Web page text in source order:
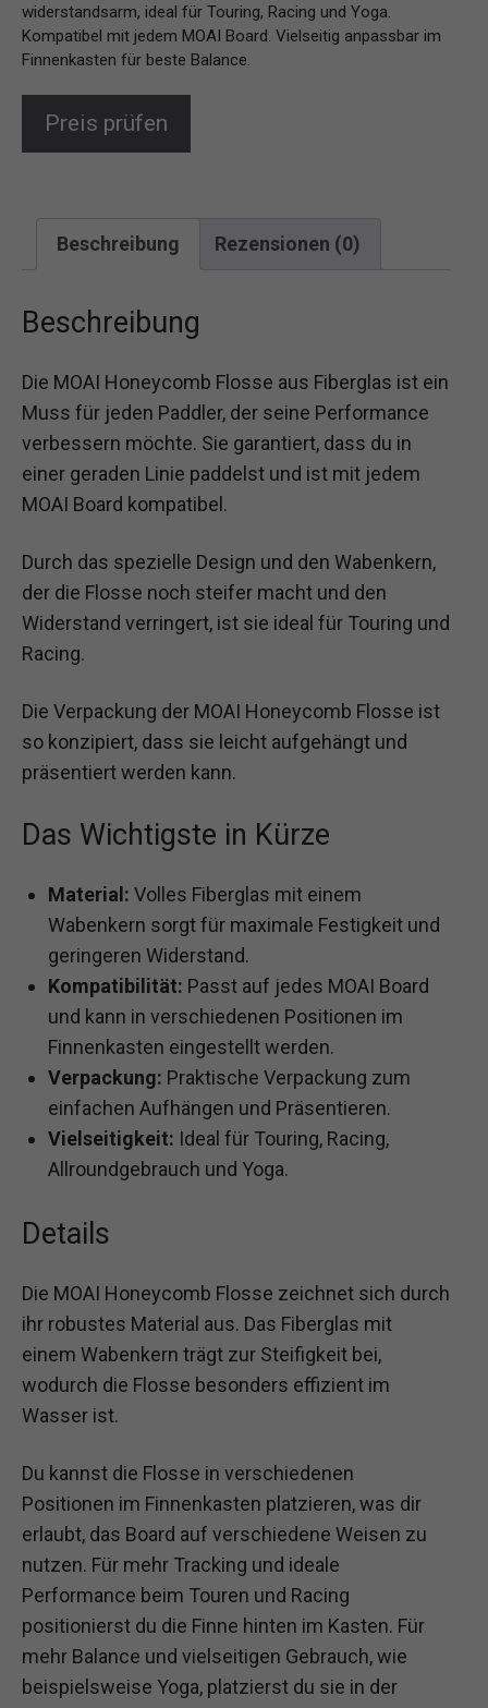
widerstandsarm, ideal für Touring, Racing und Yoga.
Kompatibel mit jedem MOAI Board. Vielseitig anpassbar im
Finnenkasten für beste Balance.
Preis prüfen
Beschreibung Rezensionen (0)
Beschreibung
Die MOAI Honeycomb Flosse aus Fiberglas ist ein
Muss für jeden Paddler, der seine Performance
verbessern möchte. Sie garantiert, dass du in
einer geraden Linie paddelst und ist mit jedem
MOAI Board kompatibel.
Durch das spezielle Design und den Wabenkern,
der die Flosse noch steifer macht und den
Widerstand verringert, ist sie ideal für Touring und
Racing.
Die Verpackung der MOAI Honeycomb Flosse ist
so konzipiert, dass sie leicht aufgehängt und
präsentiert werden kann.
Das Wichtigste in Kürze
Material: Volles Fiberglas mit einem
Wabenkern sorgt für maximale Festigkeit und
geringeren Widerstand.
Kompatibilität: Passt auf jedes MOAI Board
und kann in verschiedenen Positionen im
Finnenkasten eingestellt werden.
Verpackung: Praktische Verpackung zum
einfachen Aufhängen und Präsentieren.
Vielseitigkeit: Ideal für Touring, Racing,
Allroundgebrauch und Yoga.
Details
Die MOAI Honeycomb Flosse zeichnet sich durch
ihr robustes Material aus. Das Fiberglas mit
einem Wabenkern trägt zur Steifigkeit bei,
wodurch die Flosse besonders effizient im
Wasser ist.
Du kannst die Flosse in verschiedenen
Positionen im Finnenkasten platzieren, was dir
erlaubt, das Board auf verschiedene Weisen zu
nutzen. Für mehr Tracking und ideale
Performance beim Touren und Racing
positionierst du die Finne hinten im Kasten. Für
mehr Balance und vielseitigen Gebrauch, wie
beispielsweise Yoga, platzierst du sie in der